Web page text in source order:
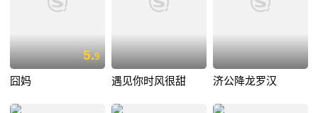
5.9
囧妈 遇见你时风很甜 济公降龙罗汉